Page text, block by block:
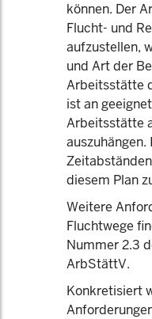
können. Der
Flucht- und
aufzustellen,
und Art der
Arbeitsstätte
ist an
Arbeitsstätte
auszuhängen.
diesem Plan
Weitere
Fluchtwege
Nummer 2.3
ArbStättV.
Konkretisiert